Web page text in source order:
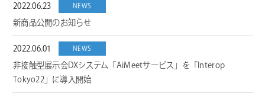
2022.06.23 NEWS
新商品公開のお知らせ
2022.06.01 NEWS
非接触型展示会DXシステム「AiMeetサービス」を「Interop
Tokyo22」に導入開始